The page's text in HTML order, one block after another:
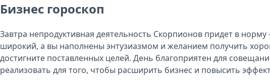
Бизнес гороскоп
Завтра непродуктивная деятельность Скорпионов придет в
широкий, а вы наполнены энтузиазмом и желанием получить
достигните поставленных целей. День благоприятен для
реализовать для того, чтобы расширить бизнес и повысить